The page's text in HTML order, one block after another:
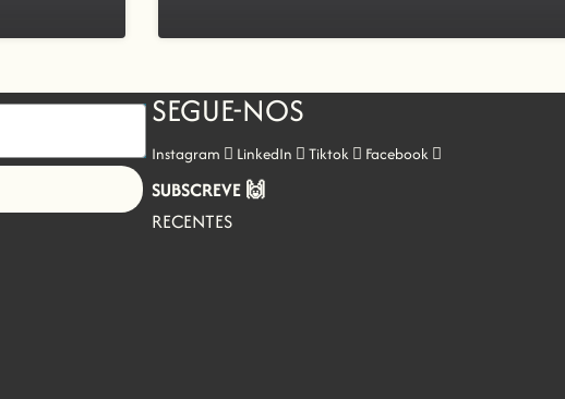
SEGUE-NOS
Instagram LinkedIn Tiktok Facebook
SUBSCREVE 🙌
RECENTES